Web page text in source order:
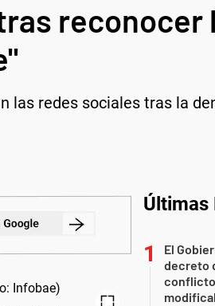
reconocer
las redes sociales tras la
Últimas
El
decreto